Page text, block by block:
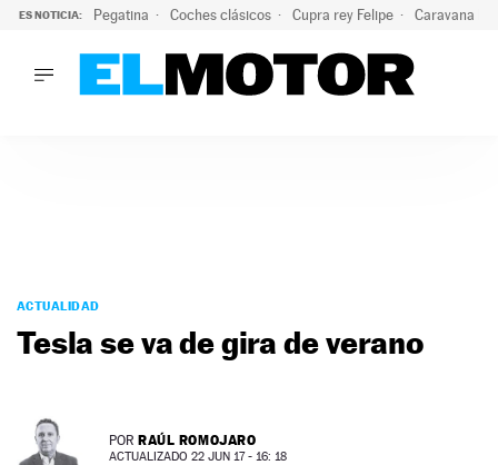
ES NOTICIA: Pegatina Coches clásicos Cupra rey Felipe Caravana
PODCAST
MOTOS
MOTORTV
PREMIOS
ACTUALIDAD
Tesla se va de gira de verano
POR RAÚL ROMOJARO
ACTUALIZADO 22 JUN 17 - 16: 18